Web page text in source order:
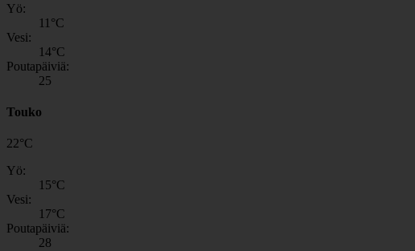
Yö:
11 °C
Vesi:
14°C
Poutapäiviä:
25
Touko
22°C
Yö:
15°C
Vesi:
17°C
Poutapäiviä:
28